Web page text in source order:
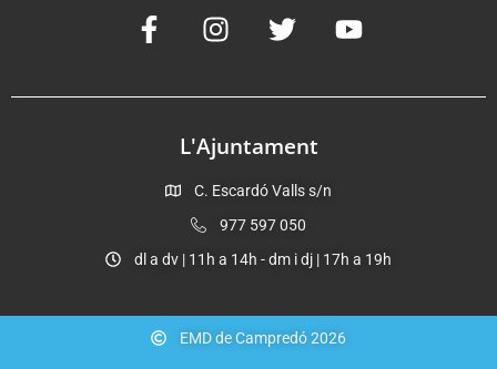
L'Ajuntament
C. Escardó Valls s/n
977 597 050
dl a dv | 11h a 14h - dm i dj | 17h a 19h
EMD de Campredó 2026